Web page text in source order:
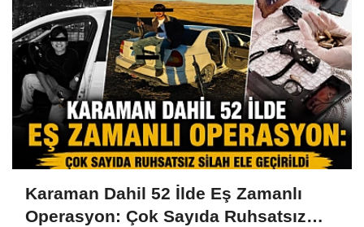
Karaman Dahil 52 İlde Eş Zamanlı
Operasyon: Çok Sayıda Ruhsatsız